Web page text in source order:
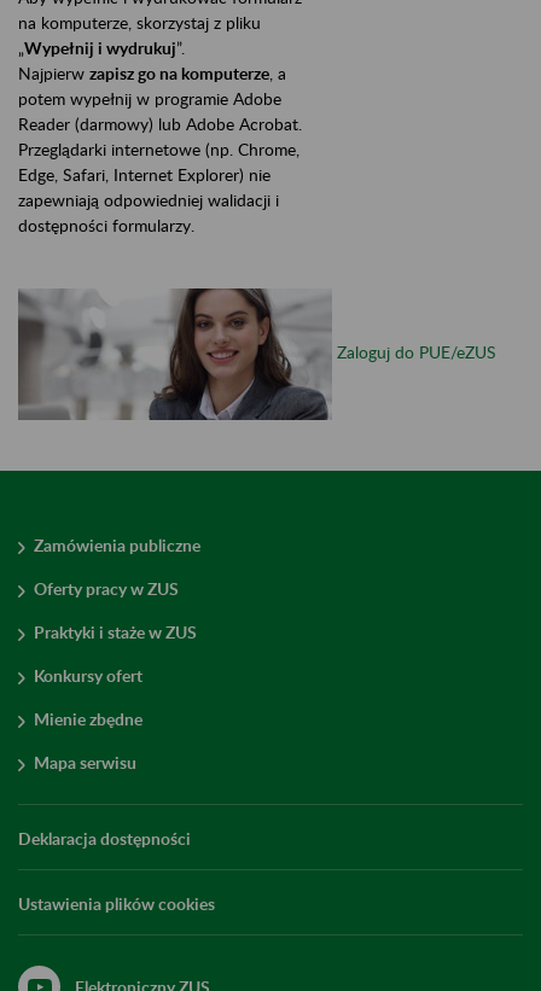
na komputerze, skorzystaj z pliku
„Wypełnij i wydrukuj”.
Najpierw zapisz go na komputerze , a
potem wypełnij w programie Adobe
Reader (darmowy) lub Adobe Acrobat.
Przeglądarki internetowe (np. Chrome,
Edge, Safari, Internet Explorer) nie
zapewniają odpowiedniej walidacji i
dostępności formularzy.
Zaloguj do PUE/eZUS
Zamówienia publiczne
Oferty pracy w ZUS
Praktyki i staże w ZUS
Konkursy ofert
Mienie zbędne
Mapa serwisu
Deklaracja dostępności
Ustawienia plików cookies